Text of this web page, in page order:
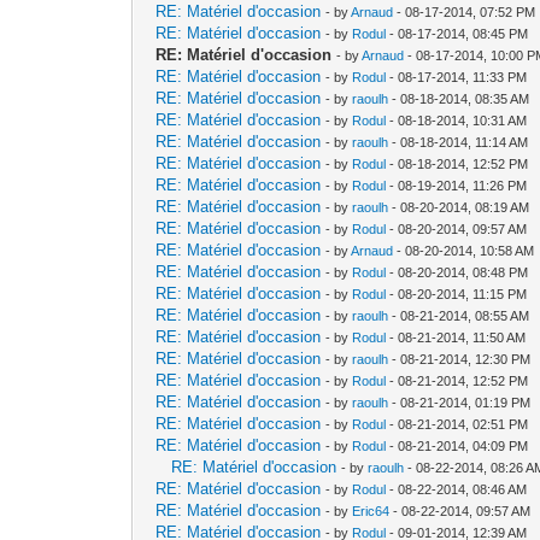
RE: Matériel d'occasion - byArnaud - 08-17-2014, 07:52 PM
RE: Matériel d'occasion - by Rodul - 08-17-2014, 08:45 PM
RE: Matériel d'occasion - byArnaud - 08-17-2014, 10:00
RE: Matériel d'occasion - by Rodul - 08-17-2014, 11:33 PM
RE: Matériel d'occasion - byraoulh - 08-18-2014, 08:35 AM
RE: Matériel d'occasion - by Rodul - 08-18-2014, 10:31 AM
RE: Matériel d'occasion - byraoulh - 08-18-2014, 11:14 AM
RE: Matériel d'occasion - by Rodul - 08-18-2014, 12:52 PM
RE: Matériel d'occasion - by Rodul - 08-19-2014, 11:26 PM
RE: Matériel d'occasion - byraoulh - 08-20-2014, 08:19 AM
RE: Matériel d'occasion - by Rodul - 08-20-2014, 09:57 AM
RE: Matériel d'occasion - byArnaud - 08-20-2014, 10:58 AM
RE: Matériel d'occasion - by Rodul - 08-20-2014, 08:48 PM
RE: Matériel d'occasion - by Rodul - 08-20-2014, 11:15 PM
RE: Matériel d'occasion - byraoulh - 08-21-2014, 08:55 AM
RE: Matériel d'occasion - by Rodul - 08-21-2014, 11:50 AM
RE: Matériel d'occasion - byraoulh - 08-21-2014, 12:30 PM
RE: Matériel d'occasion - by Rodul - 08-21-2014, 12:52 PM
RE: Matériel d'occasion - byraoulh - 08-21-2014, 01:19 PM
RE: Matériel d'occasion - by Rodul - 08-21-2014, 02:51 PM
RE: Matériel d'occasion - by Rodul - 08-21-2014, 04:09 PM
RE: Matériel d'occasion - byraoulh - 08-22-2014, 08:26
RE: Matériel d'occasion - by Rodul - 08-22-2014, 08:46 AM
RE: Matériel d'occasion - by Eric64 - 08-22-2014, 09:57 AM
RE: Matériel d'occasion - by Rodul - 09-01-2014, 12:39 AM